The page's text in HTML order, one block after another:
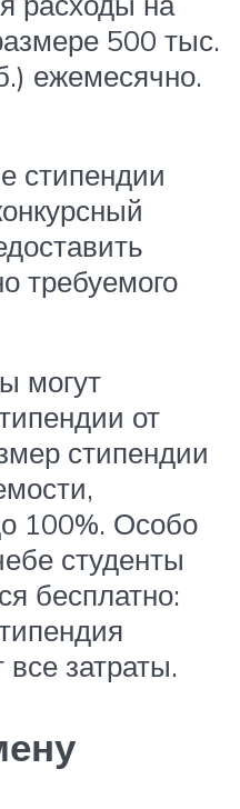
500 тыс.
ежемесячно.
стипендии
требуемого
могут
от
стипендии
100%. Особо
студенты
бесплатно:
затраты.